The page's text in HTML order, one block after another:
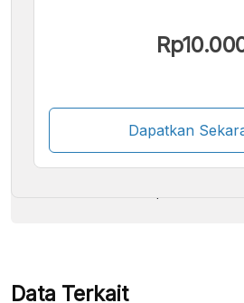
Dapatkan
Kami menerima
Beberapa metode
Data Terkait